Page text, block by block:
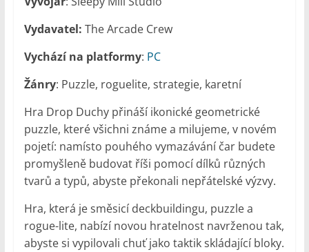
Vydavatel: The Arcade Crew
Vychází na platformy: PC
Žánry: Puzzle, roguelite, strategie, karetní
Hra Drop Duchy přináší ikonické geometrické
puzzle, které všichni známe a milujeme, v novém
pojetí: namísto pouhého vymazávání čar budete
promyšleně budovat říši pomocí dílků různých
tvarů a typů, abyste překonali nepřátelské výzvy.
Hra, která je směsicí deckbuildingu, puzzle a
rogue-lite, nabízí novou hratelnost navrženou tak,
abyste si vypilovali chuť jako taktik skládající bloky.